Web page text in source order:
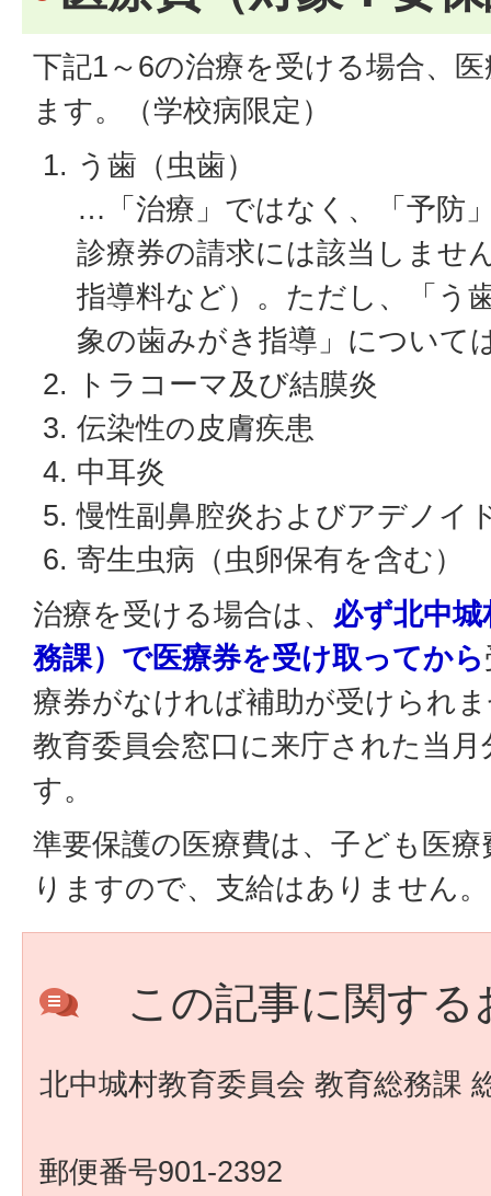
下記1～6の治療を受ける場合、
ます。（学校病限定）
う歯（虫歯）
…「治療」ではなく、「予防
診療券の請求には該当しませ
指導料など）。ただし、「う
象の歯みがき指導」について
トラコーマ及び結膜炎
伝染性の皮膚疾患
中耳炎
慢性副鼻腔炎およびアデノイ
寄生虫病（虫卵保有を含む）
治療を受ける場合は、 必ず北中
務課）で医療券を受け取ってから
療券がなければ補助が受けられ
教育委員会窓口に来庁された当
す。
準要保護の医療費は、子ども医
りますので、支給はありません。
この記事に関す
北中城村教育委員会 教育総務課
郵便番号901-2392